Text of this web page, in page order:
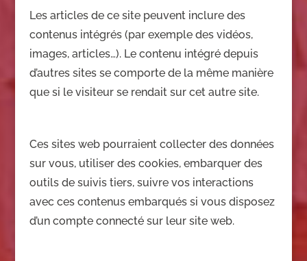
Les articles de ce site peuvent inclure des
contenus intégrés (par exemple des vidéos,
images, articles…). Le contenu intégré depuis
d’autres sites se comporte de la même manière
que si le visiteur se rendait sur cet autre site.
Ces sites web pourraient collecter des données
sur vous, utiliser des cookies, embarquer des
outils de suivis tiers, suivre vos interactions
avec ces contenus embarqués si vous disposez
d’un compte connecté sur leur site web.